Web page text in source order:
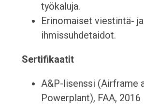
työkaluja.
Erinomaiset viestintä- ja
ihmissuhdetaidot.
Sertifikaatit
A&P-lisenssi (Airframe
Powerplant), FAA, 2016